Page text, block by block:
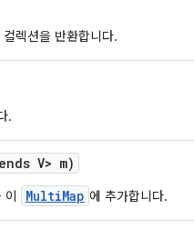
렉션을 반환합니다.
.
V> m)
이 MultiMap 에 추가합니다.